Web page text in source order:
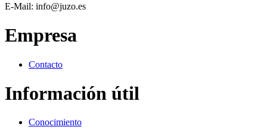
E-Mail: info@juzo.es
Empresa
Contacto
Información útil
Conocimiento